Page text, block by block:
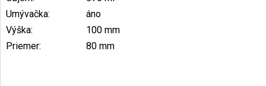
Umývačka:
áno
Výška:
100 mm
Priemer: 80 mm